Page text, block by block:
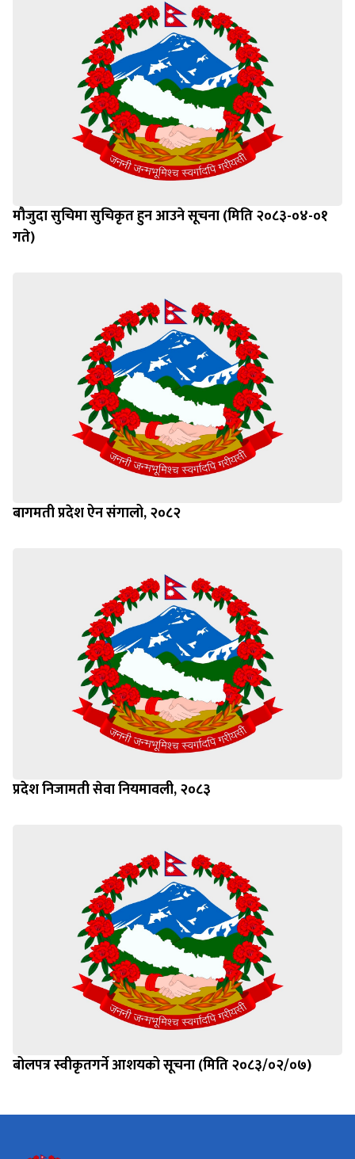
मौजुदा सुचिमा सुचिकृत हुन आउने सूचना (मिति २०८३-०४-०१
गते)
बागमती प्रदेश ऐन संगालो, २०८२
प्रदेश निजामती सेवा नियमावली, २०८३
बोलपत्र स्वीकृतगर्ने आशयको सूचना (मिति २०८३/०२/०७)